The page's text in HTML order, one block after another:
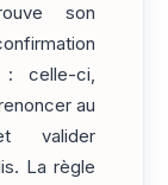
son
: celle-ci,
au
valider
La règle